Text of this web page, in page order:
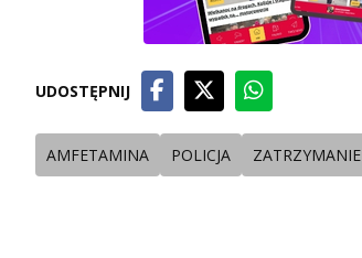
UDOSTĘPNIJ
AMFETAMINA POLICJA ZATRZYMANIE